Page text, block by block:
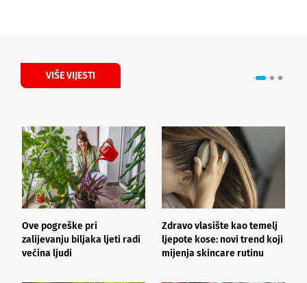
VIŠE VIJESTI
Ove pogreške pri
zalijevanju biljaka ljeti radi
većina ljudi
Zdravo vlasište kao temelj
ljepote kose: novi trend koji
mijenja skincare rutinu